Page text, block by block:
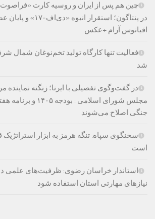
چین هم پس از ایران و روسیه کارت
در پنتاگون؛ استقرار
اقیانوس آرام +عکس
فعالیت تنها کارگاه تولید تخم‌نوغان شمال
شد
در گفت‌وگوی تفصیلی با ایرنا؛ زنگنه نماینده
مجلس شورای اسلامی :
جنگی اصلاح می‌شوند
سخنگوی سپاه: تنگه هرمز به ابزار
است
استاندار خراسان رضوی: ظرفیت‌های علمی
نیازهای مهارتی استان استفاده شود